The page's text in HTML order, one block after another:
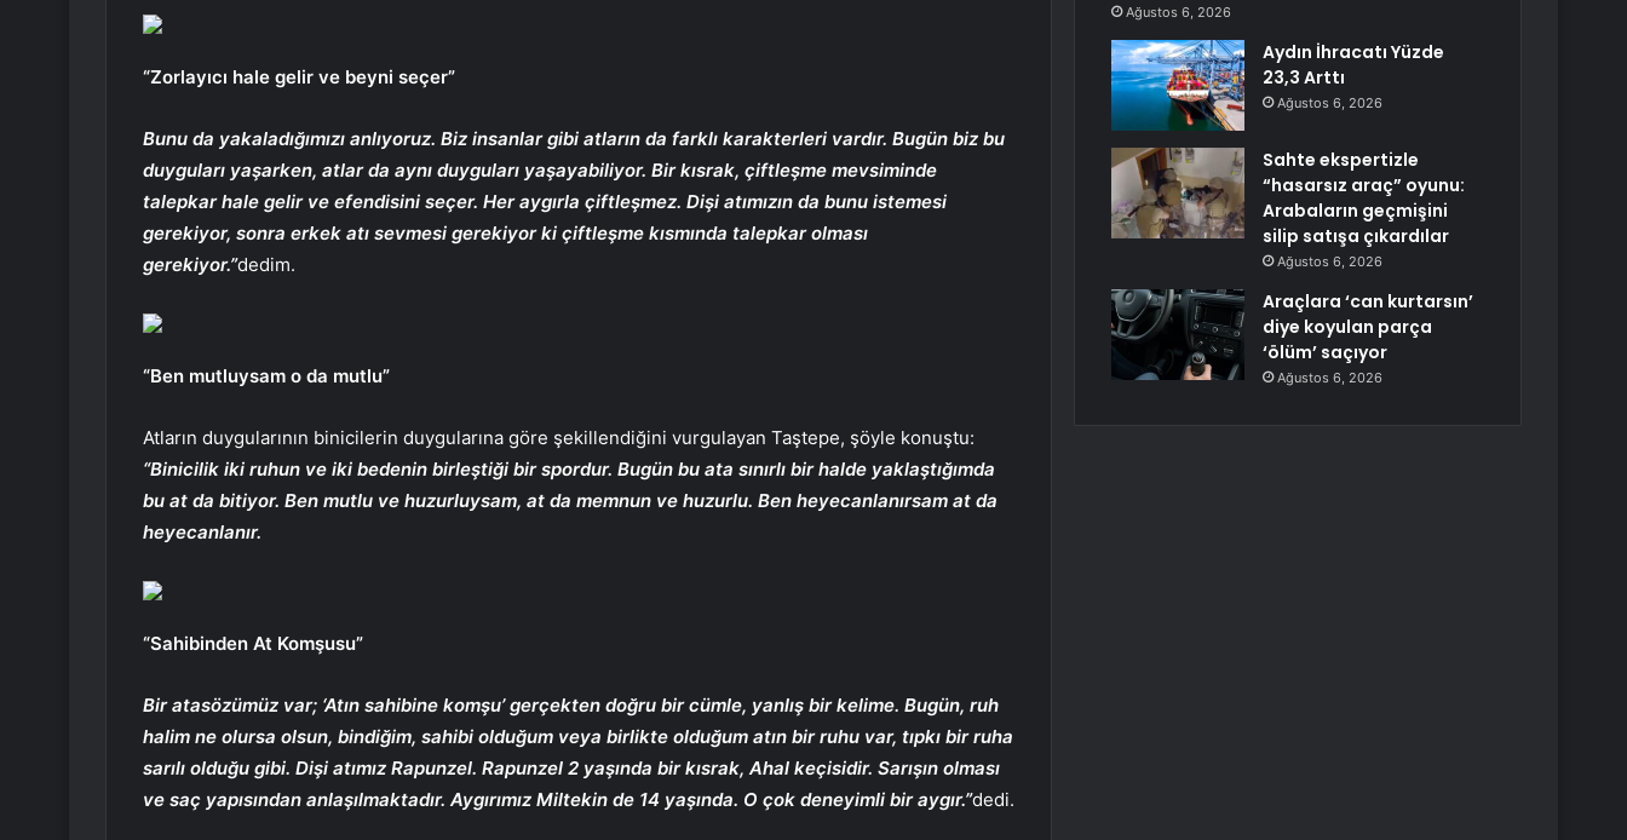
“Zorlayıcı hale gelir ve beyni seçer”
Bunu da yakaladığımızı anlıyoruz. Biz insanlar gibi atların da farklı karakterleri vardır. Bugün biz bu
duyguları yaşarken, atlar da aynı duyguları yaşayabiliyor. Bir kısrak, çiftleşme mevsiminde
talepkar hale gelir ve efendisini seçer. Her aygırla çiftleşmez. Dişi atımızın da bunu istemesi
gerekiyor, sonra erkek atı sevmesi gerekiyor ki çiftleşme kısmında talepkar olması
gerekiyor.”dedim.
“Ben mutluysam o da mutlu”
Atların duygularının binicilerin duygularına göre şekillendiğini vurgulayan Taştepe, şöyle konuştu:
“Binicilik iki ruhun ve iki bedenin birleştiği bir spordur. Bugün bu ata sınırlı bir halde yaklaştığımda
bu at da bitiyor. Ben mutlu ve huzurluysam, at da memnun ve huzurlu. Ben heyecanlanırsam at da
heyecanlanır.
“Sahibinden At Komşusu”
Bir atasözümüz var; ‘Atın sahibine komşu’ gerçekten doğru bir cümle, yanlış bir kelime. Bugün, ruh
halim ne olursa olsun, bindiğim, sahibi olduğum veya birlikte olduğum atın bir ruhu var, tıpkı bir ruha
sarılı olduğu gibi. Dişi atımız Rapunzel. Rapunzel 2 yaşında bir kısrak, Ahal keçisidir. Sarışın olması
ve saç yapısından anlaşılmaktadır. Aygırımız Miltekin de 14 yaşında. O çok deneyimli bir aygır.”dedi.
Ağustos 6, 2026
Aydın İhracatı Yüzde
23,3 Arttı
Ağustos 6, 2026
Sahte ekspertizle
“hasarsız araç” oyunu:
Arabaların geçmişini
silip satışa çıkardılar
Ağustos 6, 2026
Araçlara ‘can kurtarsın’
diye koyulan parça
‘ölüm’ saçıyor
Ağustos 6, 2026